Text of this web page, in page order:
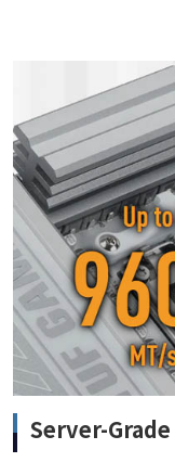
Server-